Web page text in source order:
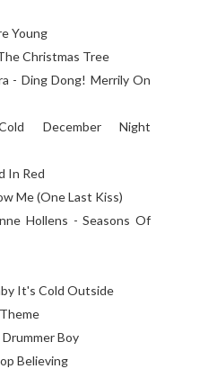
Young
Christmas Tree
- Ding Dong! Merrily On
December Night
In Red
Me (One Last Kiss)
Hollens - Seasons Of
It's Cold Outside
Boy
Believing